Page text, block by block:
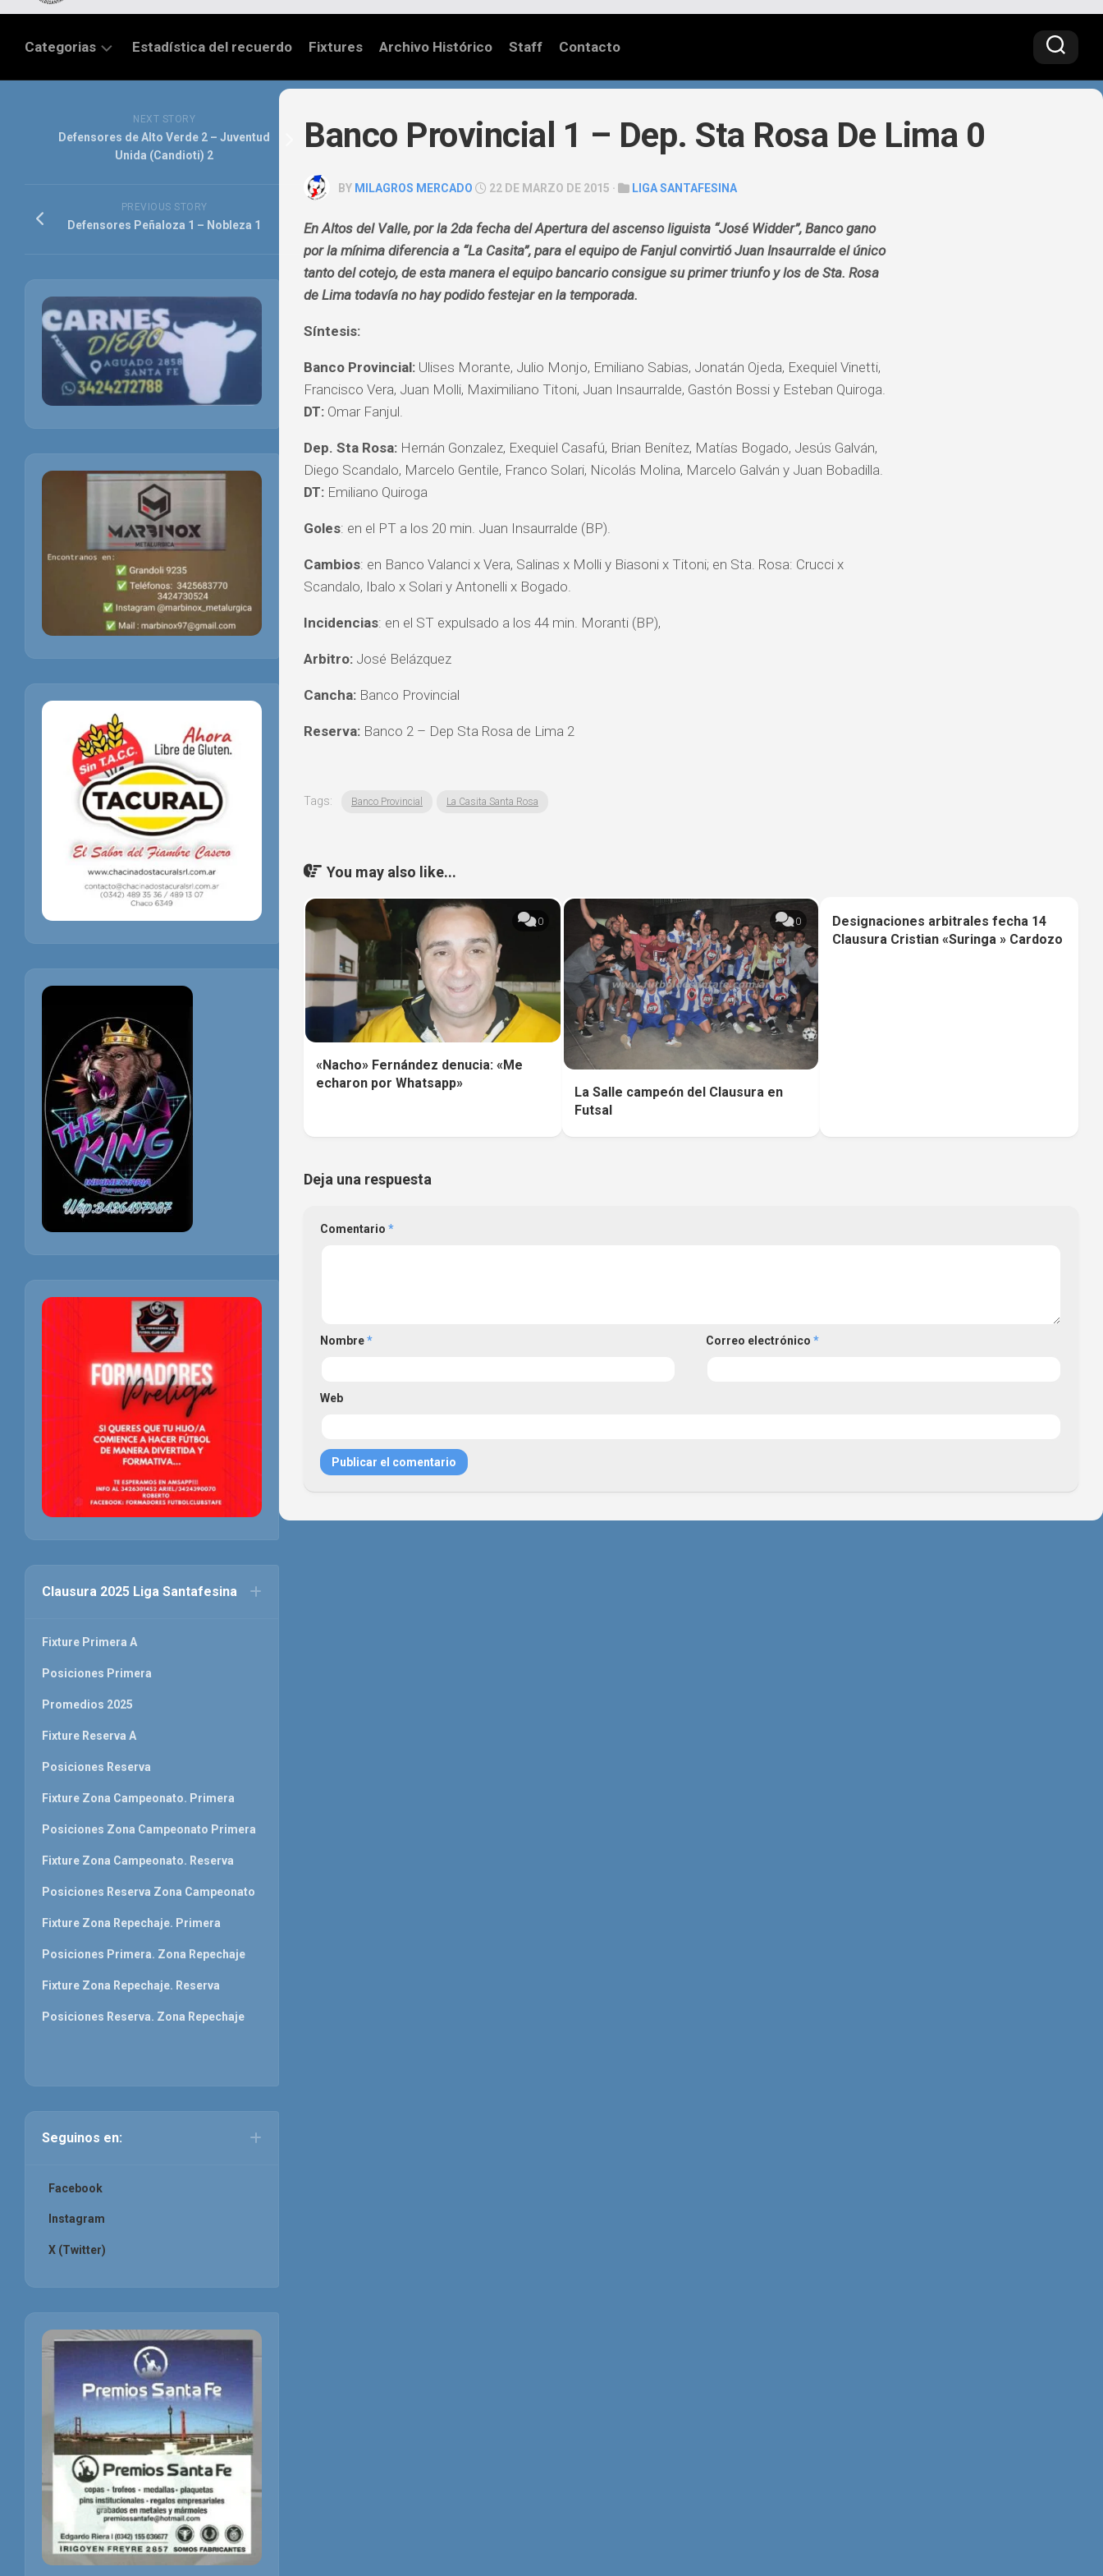
Categorias
FEDERAL
PRIMERA
FÚTBOL
INTERNACIONAL
Estadística del recuerdo Fixtures Archivo Histórico Staff Contacto
Banco Provincial 1 – Dep. Sta Rosa De Lima 0
BY MILAGROS MERCADO 22 DE MARZO DE 2015 · LIGA SANTAFESINA
En Altos del Valle, por la 2da fecha del Apertura del ascenso liguista “José Widder”, Banco gano
por la mínima diferencia a “La Casita”, para el equipo de Fanjul convirtió Juan Insaurralde el único
tanto del cotejo, de esta manera el equipo bancario consigue su primer triunfo y los de Sta. Rosa
de Lima todavía no hay podido festejar en la temporada.
Síntesis:
Banco Provincial: Ulises Morante, Julio Monjo, Emiliano Sabias, Jonatán Ojeda, Exequiel Vinetti,
Francisco Vera, Juan Molli, Maximiliano Titoni, Juan Insaurralde, Gastón Bossi y Esteban Quiroga.
DT: Omar Fanjul.
Dep. Sta Rosa: Hernán Gonzalez, Exequiel Casafú, Brian Benítez, Matías Bogado, Jesús Galván,
Diego Scandalo, Marcelo Gentile, Franco Solari, Nicolás Molina, Marcelo Galván y Juan Bobadilla.
DT: Emiliano Quiroga
Goles: en el PT a los 20 min. Juan Insaurralde (BP).
Cambios: en Banco Valanci x Vera, Salinas x Molli y Biasoni x Titoni; en Sta. Rosa: Crucci x
Scandalo, Ibalo x Solari y Antonelli x Bogado.
Incidencias: en el ST expulsado a los 44 min. Moranti (BP),
Arbitro: José Belázquez
Cancha: Banco Provincial
Reserva: Banco 2 – Dep Sta Rosa de Lima 2
Tags: Banco Provincial La Casita Santa Rosa
You may also like...
0
«Nacho» Fernández denucia: «Me
echaron por Whatsapp»
0
La Salle campeón del Clausura en
Futsal
Designaciones arbitrales fecha 14
Clausura Cristian «Suringa » Cardozo
Deja una respuesta
Comentario *
Nombre* Correo electrónico*
Web
NEXT STORY
Defensores de Alto Verde 2 – Juventud
Unida (Candioti) 2
PREVIOUS STORY
Defensores Peñaloza 1 – Nobleza 1
Clausura 2025 Liga Santafesina
Fixture Primera A
Posiciones Primera
Promedios 2025
Fixture Reserva A
Posiciones Reserva
Fixture Zona Campeonato. Primera
Posiciones Zona Campeonato Primera
Fixture Zona Campeonato. Reserva
Posiciones Reserva Zona Campeonato
Fixture Zona Repechaje. Primera
Posiciones Primera. Zona Repechaje
Fixture Zona Repechaje. Reserva
Posiciones Reserva. Zona Repechaje
Seguinos en:
Facebook
Instagram
X (Twitter)